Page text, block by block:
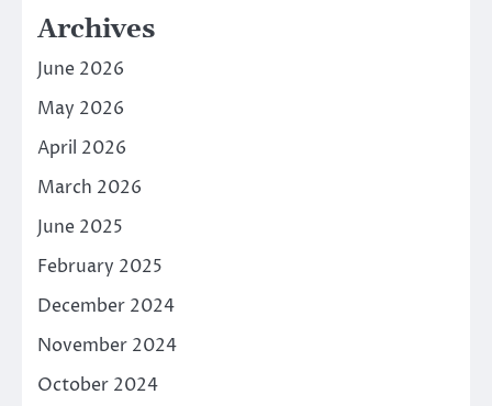
Archives
June 2026
May 2026
April 2026
March 2026
June 2025
February 2025
December 2024
November 2024
October 2024